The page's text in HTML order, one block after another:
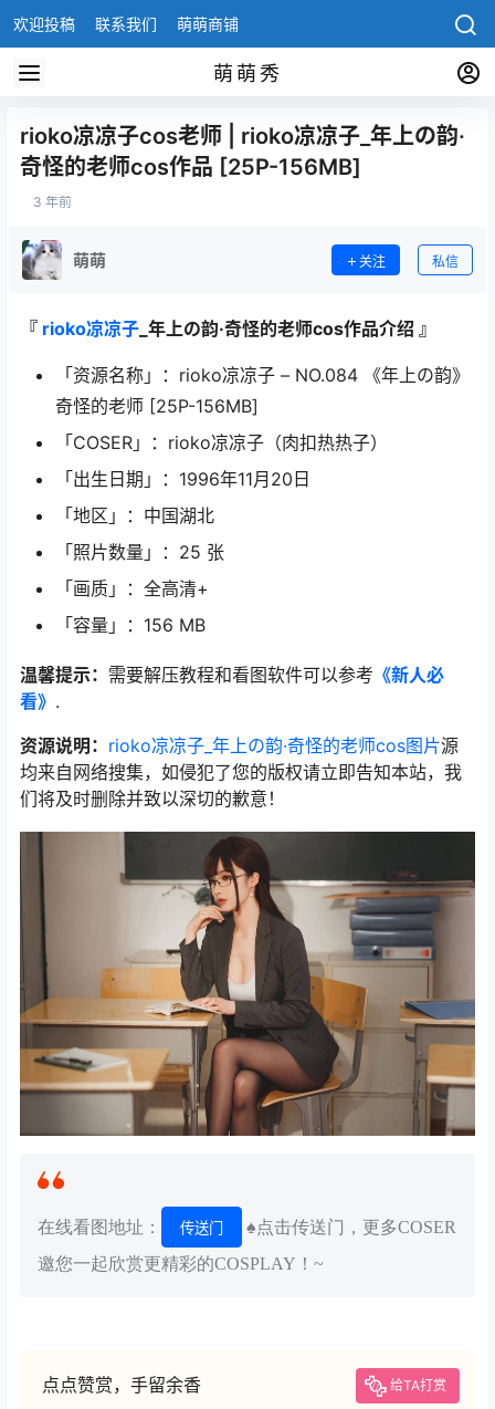
欢迎投稿 联系我们 萌萌商铺
萌萌秀
rioko凉凉子cos老师 | rioko凉凉子_年上の韵·
奇怪的老师cos作品 [25P-156MB]
3 年前
萌萌 关注 私信
『 rioko凉凉子 _年上の韵·奇怪的老师cos作品介绍 』
「资源名称」：rioko凉凉子 – NO.084 《年上の韵》
奇怪的老师 [25P-156MB]
「COSER」：rioko凉凉子（肉扣热热子）
「出生日期」：1996年11月20日
「地区」：中国湖北
「照片数量」：25 张
「画质」：全高清+
「容量」：156 MB
温馨提示： 需要解压教程和看图软件可以参考 《新人必
看》 .
资源说明： rioko凉凉子_年上の韵·奇怪的老师cos图片源
均来自网络搜集，如侵犯了您的版权请立即告知本站，我
们将及时删除并致以深切的歉意！
在线看图地址： 传送门
♠点击传送门，更多COSER
邀您一起欣赏更精彩的COSPLAY！~
点点赞赏，手留余香 给TA打赏